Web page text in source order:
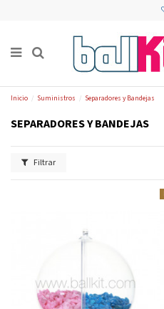
Inicio Suministros Separadores y Bandejas
SEPARADORES Y BANDEJAS
Filtrar